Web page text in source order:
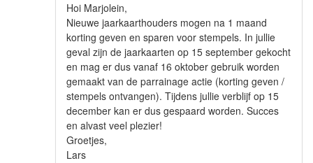
Hoi Marjolein,
Nieuwe jaarkaarthouders mogen na 1 maand
korting geven en sparen voor stempels. In jullie
geval zijn de jaarkaarten op 15 september gekocht
en mag er dus vanaf 16 oktober gebruik worden
gemaakt van de parrainage actie (korting geven /
stempels ontvangen). Tijdens jullie verblijf op 15
december kan er dus gespaard worden. Succes
en alvast veel plezier!
Groetjes,
Lars